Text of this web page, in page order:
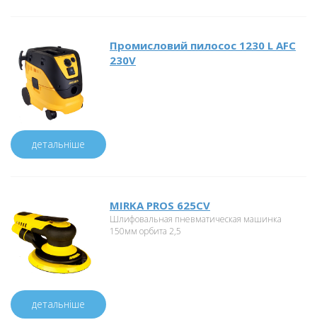
Промисловий пилосос 1230 L AFC
230V
детальніше
MIRKA PROS 625CV
Шлифовальная пневматическая машинка
150мм орбита 2,5
детальніше